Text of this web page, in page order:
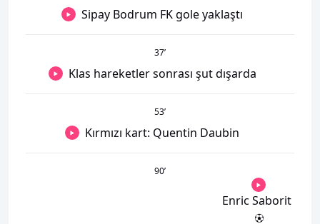
Sipay Bodrum FK gole yaklaştı
37’
Klas hareketler sonrası şut dışarda
53’
Kırmızı kart: Quentin Daubin
90’
Enric Saborit